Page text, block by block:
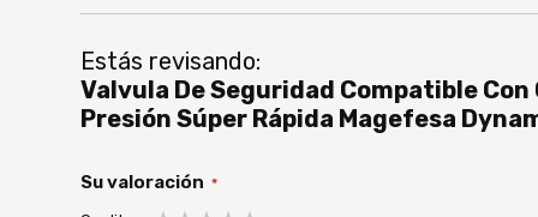
Estás revisando:
Valvula De Seguridad Compatible Con
Presión Súper Rápida Magefesa
Su valoración